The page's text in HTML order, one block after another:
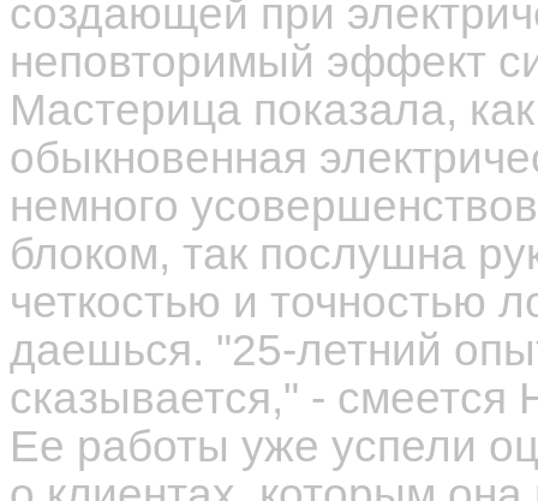
создающей при
неповторимый эффект
Мастерица показала,
обыкновенная
немного
блоком, так послушна
четкостью и точностью
даешься. "25-летний
сказывается," - смеется
Ее работы уже успели